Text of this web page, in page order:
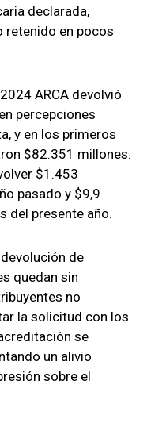
declarada,
retenido en pocos
ARCA devolvió
percepciones
y en los primeros
$82.351 millones.
$1.453
pasado y $9,9
del presente año.
de
quedan sin
no
la solicitud con los
se
un alivio
sobre el